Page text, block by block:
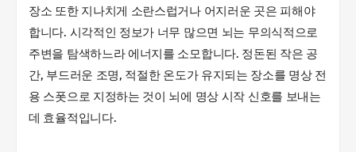
장소 또한 지나치게 소란스럽거나 어지러운 곳은 피해야
합니다. 시각적인 정보가 너무 많으면 뇌는 무의식적으로
주변을 탐색하느라 에너지를 소모합니다. 정돈된 작은 공
간, 부드러운 조명, 적절한 온도가 유지되는 장소를 명상 전
용 스폿으로 지정하는 것이 뇌에 명상 시작 신호를 보내는
데 효율적입니다.